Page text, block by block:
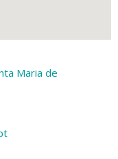
Maria de